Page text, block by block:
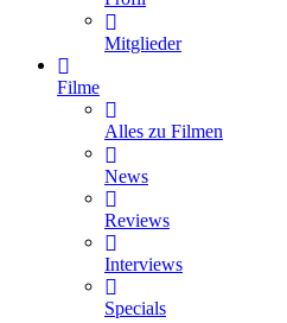
Mitglieder
Filme
Alles zu Filmen
News
Reviews
Interviews
Specials